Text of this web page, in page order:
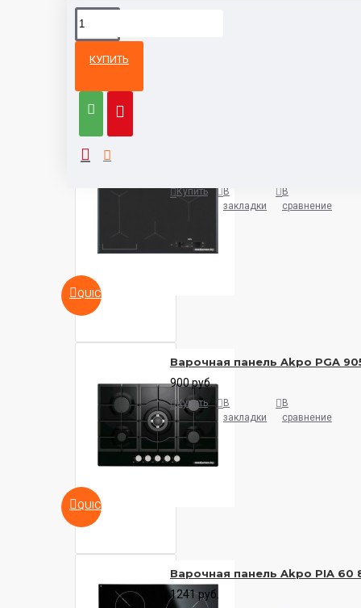
КУПИТЬ
категории
QUICKVIEW
Купить
В
закладки
В
сравнение
QUICKVIEW
Варочная панель Akpo PGA
900 руб.
Купить
В
закладки
В
сравнение
Варочная панель Akpo PIA 60
1241 руб.